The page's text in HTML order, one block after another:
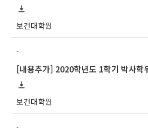
보건대학원
-
보건대학원
-